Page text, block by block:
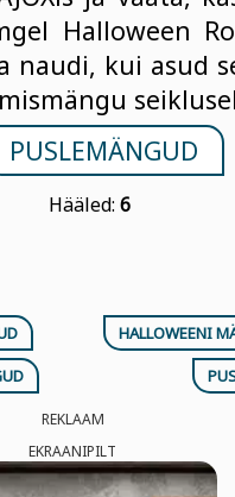
Halloween
naudi, kui asud
PUSLEMÄNGUD
Hääled: 6
HALLOWEENI
REKLAAM
EKRAANIPILT